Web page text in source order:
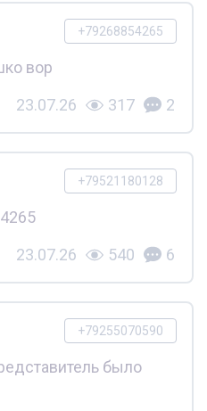
+79268854265
вор
23.07.26 317 2
+79521180128
23.07.26 540 6
+79255070590
было